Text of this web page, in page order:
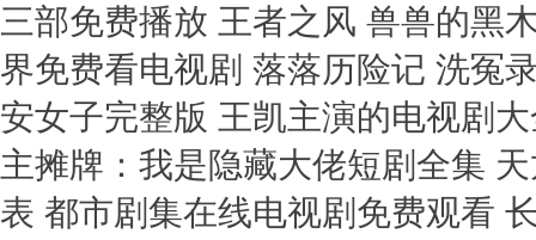
三部免费播放 王者之风 兽兽的黑
界免费看电视剧 落落历险记 洗冤
安女子完整版 王凯主演的电视剧
主摊牌：我是隐藏大佬短剧全集
表 都市剧集在线电视剧免费观看